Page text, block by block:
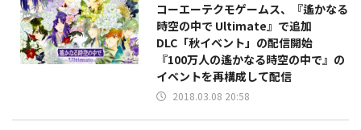
コーエーテクモゲームス、『遙かなる
時空の中で Ultimate』で追加
DLC「秋イベント」の配信開始
『100万人の遙かなる時空の中で』の
イベントを再構成して配信
2018.03.08 20:58